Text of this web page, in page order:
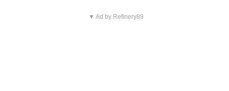
▼ Ad by Refinery89